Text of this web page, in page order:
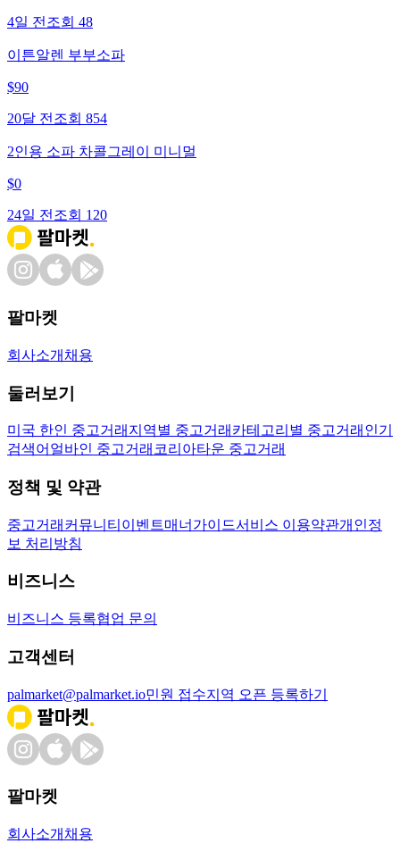
4일 전 조회 48
이튼알렌 부부소파
$90
20달 전 조회 854
2인용 소파 차콜그레이 미니멀
$0
24일 전 조회 120
팔마켓
회사소개 채용
둘러보기
미국 한인 중고거래 지역별 중고거래 카테고리별 중고거래 인기
검색어 얼바인 중고거래 코리아타운 중고거래
정책 및 약관
중고거래 커뮤니티 이벤트매너가이드서비스 이용약관개인정
보 처리방침
비즈니스
비즈니스 등록협업 문의
고객센터
palmarket@palmarket.io민원 접수지역 오픈 등록하기
팔마켓
회사소개 채용